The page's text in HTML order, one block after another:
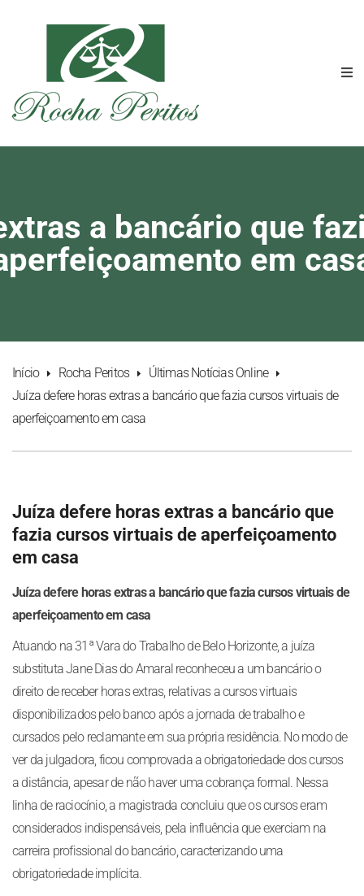
a bancário que
em
Início Rocha Peritos
Últimas Notícias Online
Juíza defere horas extras a bancário que fazia cursos virtuais de
aperfeiçoamento em casa
Juíza defere horas extras a bancário que
fazia cursos virtuais de aperfeiçoamento
em casa
Juíza defere horas extras a bancário que fazia cursos virtuais de
aperfeiçoamento em casa
Atuando na 31ª Vara do Trabalho de Belo Horizonte, a juíza
substituta Jane Dias do Amaral reconheceu a um bancário o
direito de receber horas extras, relativas a cursos virtuais
disponibilizados pelo banco após a jornada de trabalho e
cursados pelo reclamante em sua própria residência. No modo de
ver da julgadora, ficou comprovada a obrigatoriedade dos cursos
a distância, apesar de não haver uma cobrança formal. Nessa
linha de raciocínio, a magistrada concluiu que os cursos eram
considerados indispensáveis, pela influência que exerciam na
carreira profissional do bancário, caracterizando uma
obrigatoriedade implícita.